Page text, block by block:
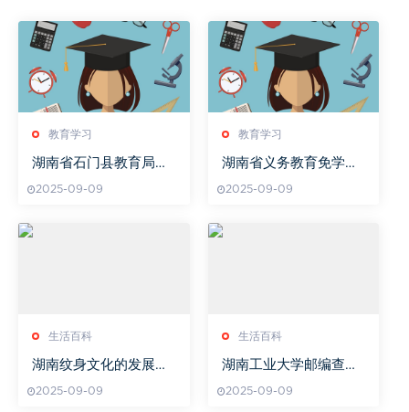
教育学习
湖南省石门县教育局机
2025-09-09
教育学习
湖南省义务教育免学费
2025-09-09
生活百科
湖南纹身文化的发展与
2025-09-09
生活百科
湖南工业大学邮编查
邮编详解
2025-09-09